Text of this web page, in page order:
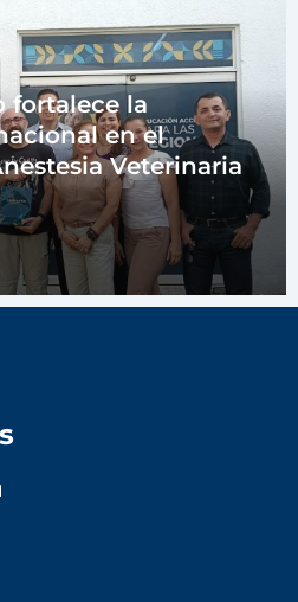
fortalece la
en el
Veterinaria